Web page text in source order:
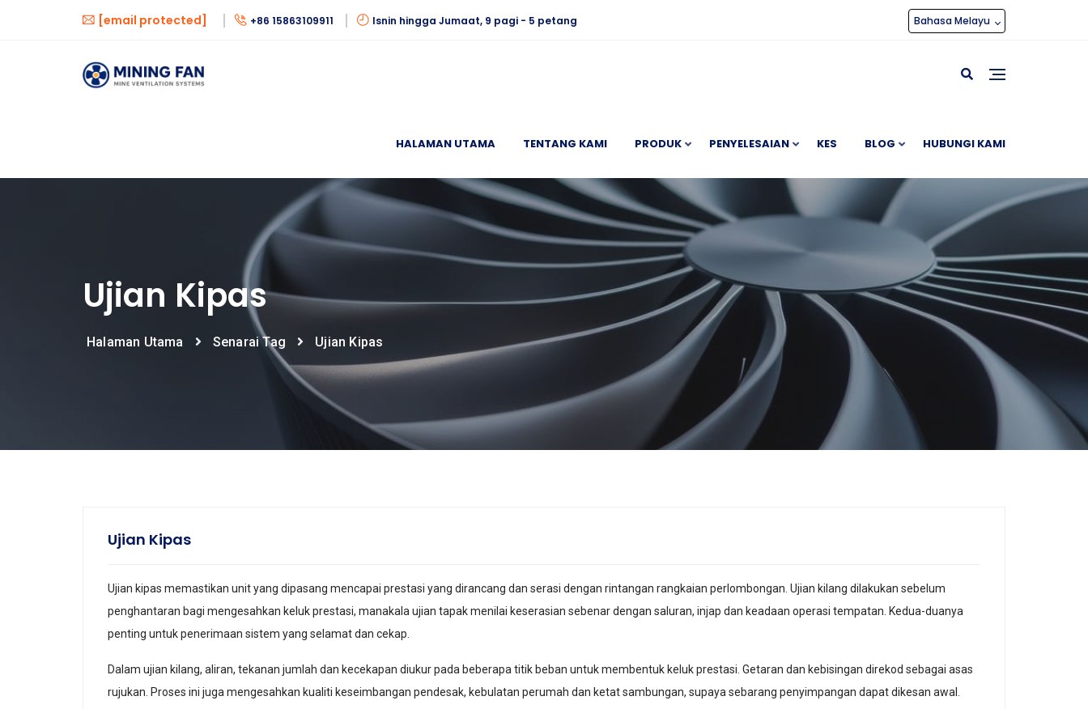
[email protected] +86 15863109911 Isnin hingga Jumaat, 9 pagi - 5 petang Bahasa Melayu
HALAMAN UTAMA TENTANG KAMI PRODUK PENYELESAIAN KES BLOG HUBUNGI KAMI
Ujian Kipas
Halaman Utama Senarai Tag Ujian Kipas
Ujian Kipas
Ujian kipas memastikan unit yang dipasang mencapai prestasi yang dirancang dan serasi dengan rintangan rangkaian perlombongan. Ujian kilang dilakukan sebelum
penghantaran bagi mengesahkan keluk prestasi, manakala ujian tapak menilai keserasian sebenar dengan saluran, injap dan keadaan operasi tempatan. Kedua-duanya
penting untuk penerimaan sistem yang selamat dan cekap.
Dalam ujian kilang, aliran, tekanan jumlah dan kecekapan diukur pada beberapa titik beban untuk membentuk keluk prestasi. Getaran dan kebisingan direkod sebagai asas
rujukan. Proses ini juga mengesahkan kualiti keseimbangan pendesak, kebulatan perumah dan ketat sambungan, supaya sebarang penyimpangan dapat dikesan awal.